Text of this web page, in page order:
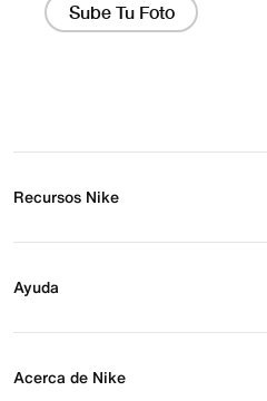
Recursos Nike
Regístrate para recibir correos
Ayuda
Preguntas frecuentes
Acerca de Nike